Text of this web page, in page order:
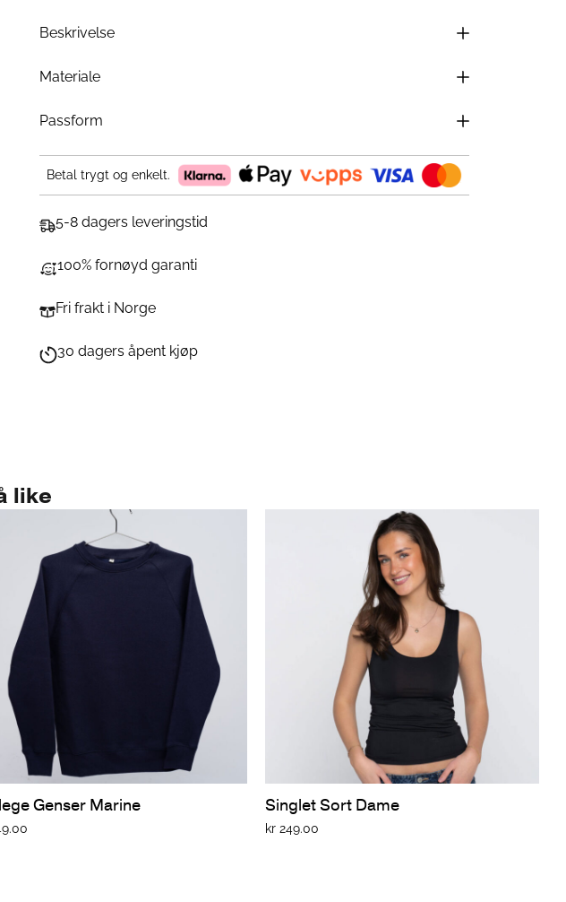
Beskrivelse
Materiale
Passform
Betal trygt og enkelt.
5-8 dagers leveringstid
100% fornøyd garanti
Fri frakt i Norge
30 dagers åpent kjøp
like
Genser Marine Singlet Sort Dame
kr 249.00